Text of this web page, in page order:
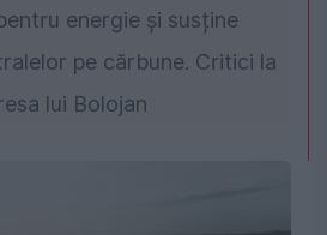
energie și susține
pe cărbune. Critici la
lui Bolojan